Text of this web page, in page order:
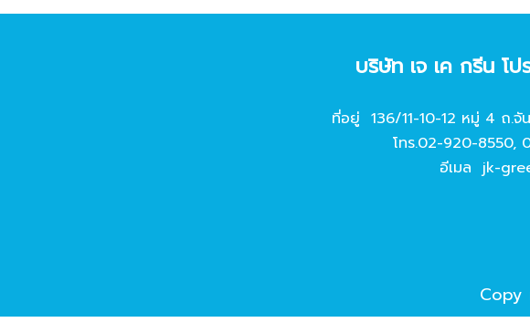
บริษัท เจ เค กรีน โ
ที่อยู่ 136/11-10-12 หมู่ 4 ถ.จั
โทร.02-920-8550,
อีเมล jk-
Copy